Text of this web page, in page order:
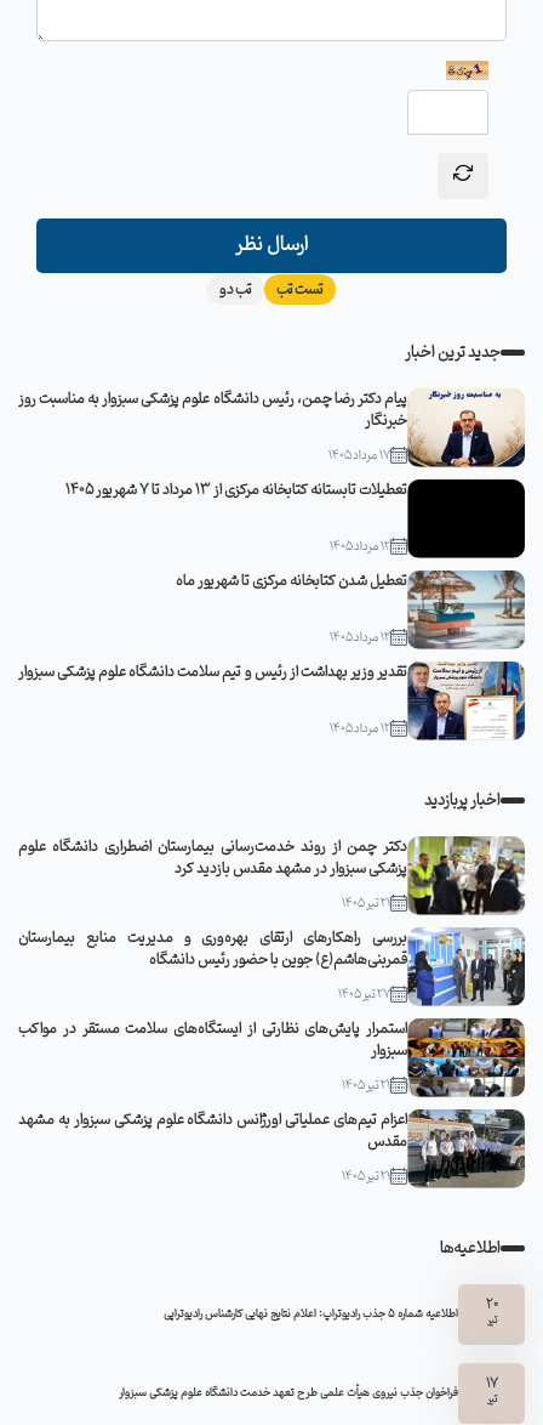
ارسال نظر
تست تب تب دو
جدید ترین اخبار
پیام دکتر رضا چمن، رئیس دانشگاه علوم پزشکی سبزوار به مناسبت روز
خبرنگار
17 مرداد 1405
تعطیلات تابستانه کتابخانه مرکزی از 13 مرداد تا 7 شهریور 1405
12 مرداد 1405
تعطیل شدن کتابخانه مرکزی تا شهریور ماه
12 مرداد 1405
تقدیر وزیر بهداشت از رئیس و تیم سلامت دانشگاه علوم پزشکی سبزوار
12 مرداد 1405
اخبار پربازدید
دکتر چمن از روند خدمت‌رسانی بیمارستان اضطراری دانشگاه علوم
پزشکی سبزوار در مشهد مقدس بازدید کرد
21 تیر 1405
بررسی راهکارهای ارتقای بهره‌وری و مدیریت منابع بیمارستان
قمربنی‌هاشم(ع) جوین با حضور رئیس دانشگاه
27 تیر 1405
استمرار پایش‌های نظارتی از ایستگاه‌های سلامت مستقر در مواکب
سبزوار
21 تیر 1405
اعزام تیم‌های عملیاتی اورژانس دانشگاه علوم پزشکی سبزوار به مشهد
مقدس
21 تیر 1405
اطلاعیه‌ها
20
تیر اطلاعیه شماره 5 جذب رادیوتراپ: اعلام نتایج نهایی کارشناس رادیوتراپی
17
تیر فراخوان جذب نیروی هیأت علمی طرح تعهد خدمت دانشگاه علوم پزشکی سبزوار